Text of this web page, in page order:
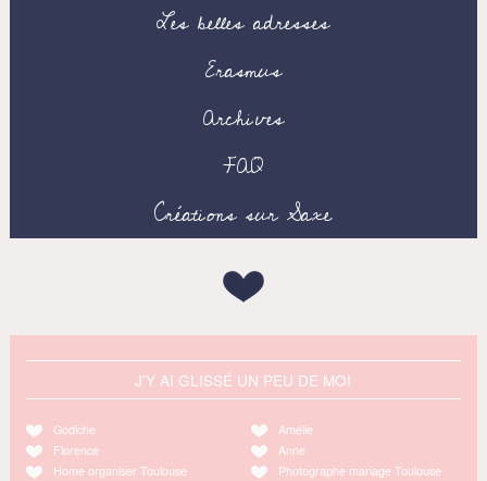
Les belles adresses
Erasmus
Archives
FAQ
Créations sur Saxe
J'Y AI GLISSÉ UN PEU DE MOI
Godiche
Florence
Home organiser Toulouse
Amélie
Anne
Photographe mariage Toulouse